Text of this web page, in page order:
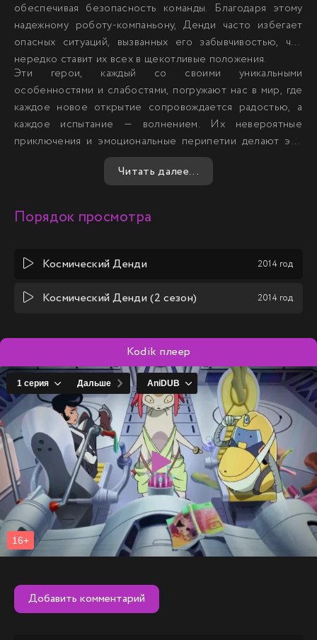
обеспечивая безопасность команды. Благодаря этому
надежному роботу-компаньону, Денди часто избегает
опасных ситуаций, вызванных его забывчивостью, что
нередко ставит их всех в щекотливые положения.
Эти герои, каждый со своими уникальными
особенностями и слабостями, погружают нас в мир, где
каждое новое открытие сопровождается радостью, а
каждое испытание — волнением. Их невероятные
приключения и эмоциональные перипетии делают это
аниме незабываемым и захватывающим зрелищем.
Читать далее...
Порядок просмотра
Космический Денди 2014 год
Космический Денди (2 сезон) 2014 год
Kodik плеер
Добавить комментарий